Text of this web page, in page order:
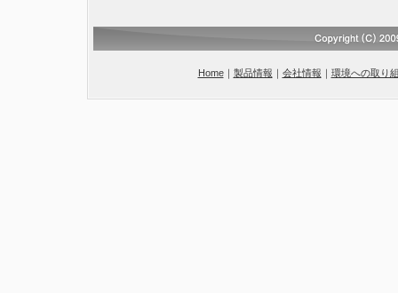
Home｜ 製品情報 ｜ 会社情報 ｜ 環境への取り